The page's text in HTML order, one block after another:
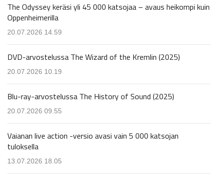
The Odyssey keräsi yli 45 000 katsojaa – avaus heikompi kuin
Oppenheimerilla
20.07.2026 14.59
DVD-arvostelussa The Wizard of the Kremlin (2025)
20.07.2026 10.19
Blu-ray-arvostelussa The History of Sound (2025)
20.07.2026 09.55
Vaianan live action -versio avasi vain 5 000 katsojan
tuloksella
13.07.2026 18.05